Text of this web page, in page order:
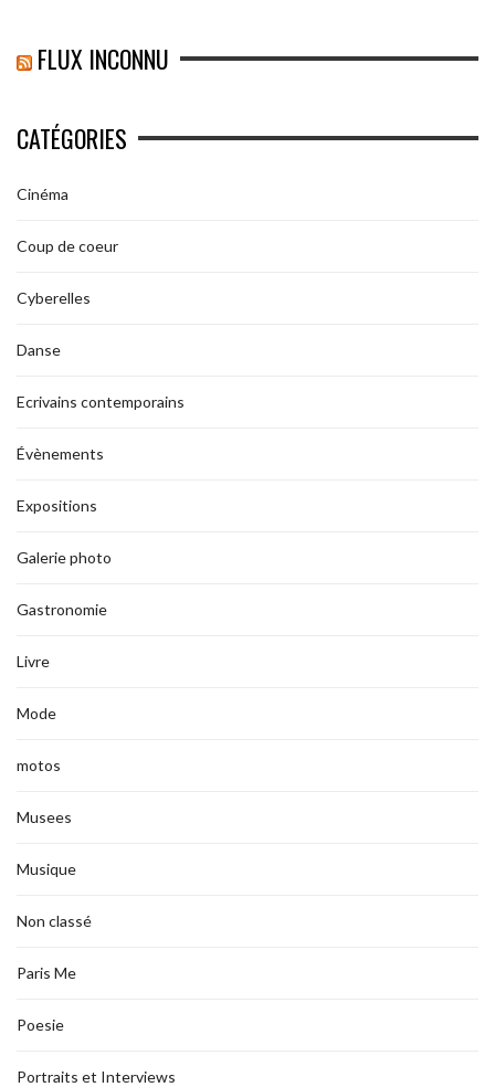
FLUX INCONNU
CATÉGORIES
Cinéma
Coup de coeur
Cyberelles
Danse
Ecrivains contemporains
Évènements
Expositions
Galerie photo
Gastronomie
Livre
Mode
motos
Musees
Musique
Non classé
Paris Me
Poesie
Portraits et Interviews